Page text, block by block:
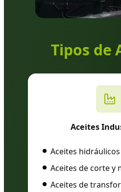
Tipos de
Aceites
Aceites hidráulicos
Aceites de corte y
Aceites de